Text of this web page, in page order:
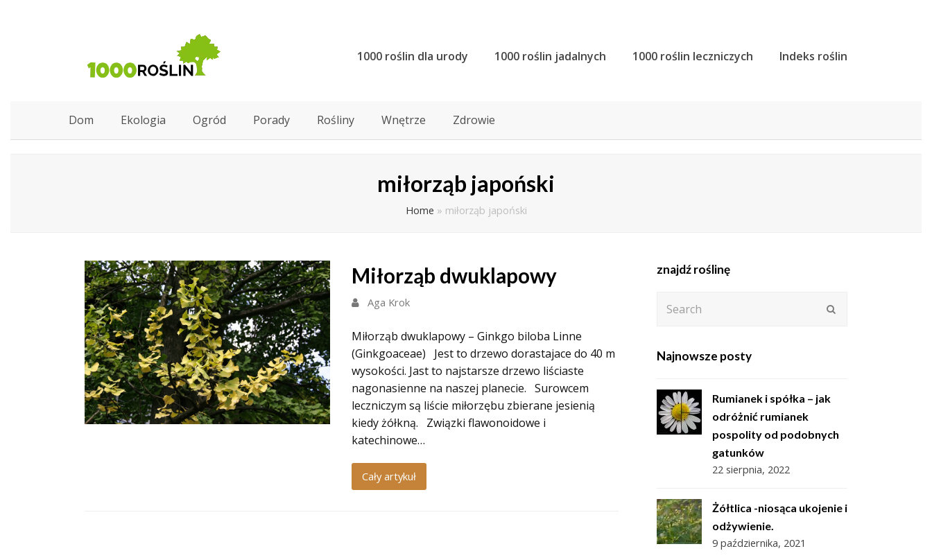
1000 roślin dla urody 1000 roślin jadalnych 1000 roślin leczniczych Indeks roślin
Dom Ekologia Ogród Porady Rośliny Wnętrze Zdrowie
miłorząb japoński
Home » miłorząb japoński
Miłorząb dwuklapowy
Aga Krok
Miłorząb dwuklapowy – Ginkgo biloba Linne
(Ginkgoaceae) Jest to drzewo dorastajace do 40 m
wysokości. Jast to najstarsze drzewo liściaste
nagonasienne na naszej planecie. Surowcem
leczniczym są liście miłorzębu zbierane jesienią
kiedy żółkną. Związki flawonoidowe i
katechinowe…
Cały artykuł
znajdź roślinę
Najnowsze posty
Rumianek i spółka – jak
odróżnić rumianek
pospolity od podobnych
gatunków
22 sierpnia, 2022
Żółtlica -niosąca ukojenie i
odżywienie.
9 października, 2021